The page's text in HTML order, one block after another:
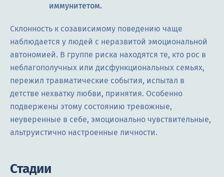
иммунитетом.
Склонность к созависимому поведению чаще
наблюдается у людей с неразвитой эмоциональной
автономией. В группе риска находятся те, кто рос в
неблагополучных или дисфункциональных семьях,
пережил травматические события, испытал в
детстве нехватку любви, принятия. Особенно
подвержены этому состоянию тревожные,
неуверенные в себе, эмоционально чувствительные,
альтруистично настроенные личности.
Стадии